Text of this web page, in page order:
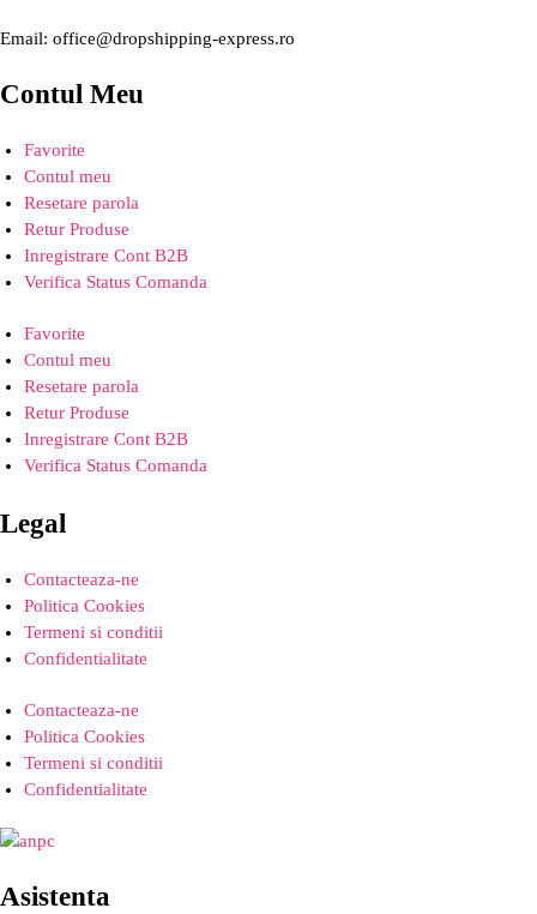
Email: office@dropshipping-express.ro
Contul Meu
Favorite
Contul meu
Resetare parola
Retur Produse
Inregistrare Cont B2B
Verifica Status Comanda
Favorite
Contul meu
Resetare parola
Retur Produse
Inregistrare Cont B2B
Verifica Status Comanda
Legal
Contacteaza-ne
Politica Cookies
Termeni si conditii
Confidentialitate
Contacteaza-ne
Politica Cookies
Termeni si conditii
Confidentialitate
Asistenta